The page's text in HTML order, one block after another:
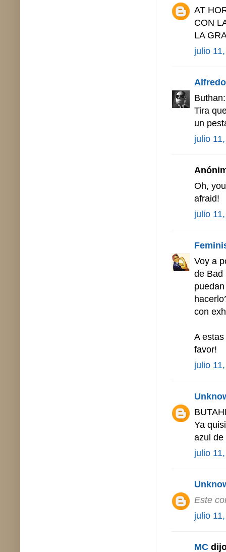
AT
CON
LA
julio
Tira
un
julio
Oh,
afraid!
julio
Voy a
de Bad
con
A
favor!
julio
Ya
azul de
julio
Este
julio
MC